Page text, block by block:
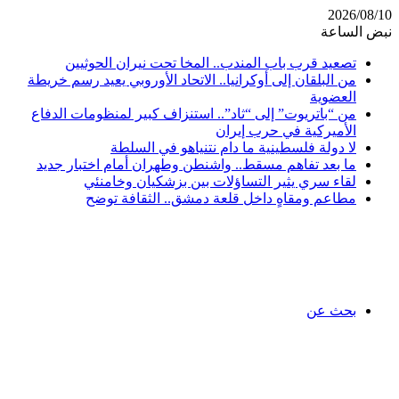
2026/08/10
نبض الساعة
تصعيد قرب باب المندب.. المخا تحت نيران الحوثيين
من البلقان إلى أوكرانيا.. الاتحاد الأوروبي يعيد رسم خريطة
العضوية
من “باتريوت” إلى “ثاد”.. استنزاف كبير لمنظومات الدفاع
الأميركية في حرب إيران
لا دولة فلسطينية ما دام نتنياهو في السلطة
ما بعد تفاهم مسقط.. واشنطن وطهران أمام اختبار جديد
لقاء سري يثير التساؤلات بين بزشكيان وخامنئي
مطاعم ومقاهٍ داخل قلعة دمشق.. الثقافة توضح
بحث عن